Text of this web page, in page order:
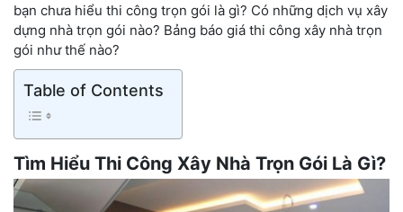
bạn chưa hiểu thi công trọn gói là gì? Có những dịch vụ xây
dựng nhà trọn gói nào? Bảng báo giá thi công xây nhà trọn
gói như thế nào?
Table of Contents
Tìm Hiểu Thi Công Xây Nhà Trọn Gói Là Gì?